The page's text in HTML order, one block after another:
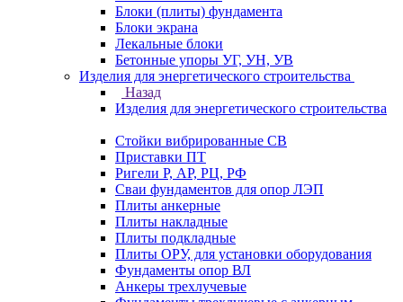
Блоки (плиты) фундамента
Блоки экрана
Лекальные блоки
Бетонные упоры УГ, УН, УВ
Изделия для энергетического строительства
Назад
Изделия для энергетического строительства
Стойки вибрированные СВ
Приставки ПТ
Ригели Р, АР, РЦ, РФ
Сваи фундаментов для опор ЛЭП
Плиты анкерные
Плиты накладные
Плиты подкладные
Плиты ОРУ, для установки оборудования
Фундаменты опор ВЛ
Анкеры трехлучевые